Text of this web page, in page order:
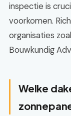
inspectie is
voorkomen.
organisaties
Bouwkundig
Welke